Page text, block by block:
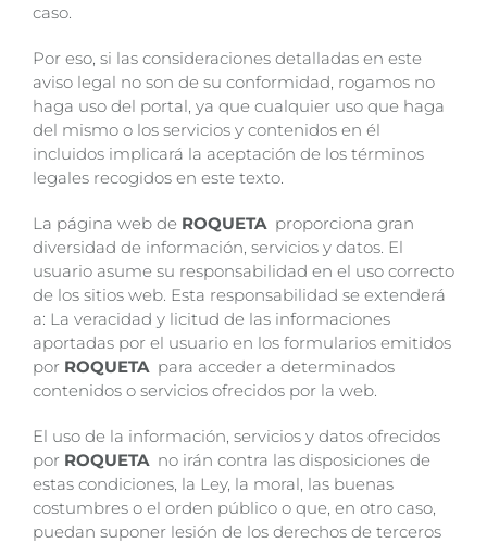
caso.
Por eso, si las consideraciones detalladas en este
aviso legal no son de su conformidad, rogamos no
haga uso del portal, ya que cualquier uso que haga
del mismo o los servicios y contenidos en él
incluidos implicará la aceptación de los términos
legales recogidos en este texto.
La página web de ROQUETA proporciona gran
diversidad de información, servicios y datos. El
usuario asume su responsabilidad en el uso correcto
de los sitios web. Esta responsabilidad se extenderá
a: La veracidad y licitud de las informaciones
aportadas por el usuario en los formularios emitidos
por ROQUETA para acceder a determinados
contenidos o servicios ofrecidos por la web.
El uso de la información, servicios y datos ofrecidos
por ROQUETA no irán contra las disposiciones de
estas condiciones, la Ley, la moral, las buenas
costumbres o el orden público o que, en otro caso,
puedan suponer lesión de los derechos de terceros